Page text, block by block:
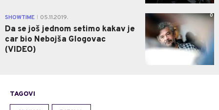
SHOWTIME 05.11.2019.
Da se još jednom setimo kakav je
car bio Nebojša Glogovac
(VIDEO)
0
TAGOVI